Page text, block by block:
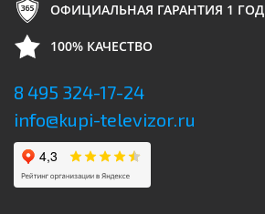
ОФИЦИАЛЬНАЯ ГАРАНТИЯ 1 ГОД
100% КАЧЕСТВО
8 495 324-17-24
info@kupi-televizor.ru